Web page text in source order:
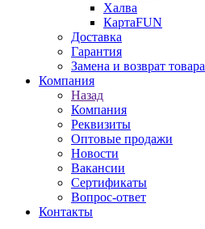
Халва
КартаFUN
Доставка
Гарантия
Замена и возврат товара
Компания
Назад
Компания
Реквизиты
Оптовые продажи
Новости
Вакансии
Сертификаты
Вопрос-ответ
Контакты